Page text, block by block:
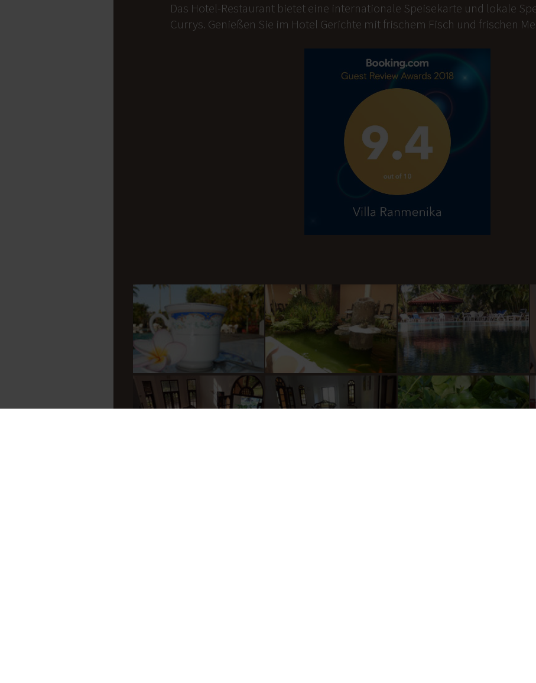
Das Hotel-Restaurant bietet eine internationale Speisekarte und lokale
Currys. Genießen Sie im Hotel Gerichte mit frischem Fisch und frischen